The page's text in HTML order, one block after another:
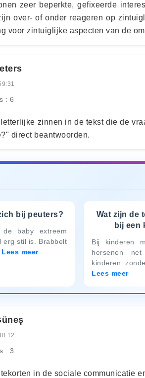
zeer beperkte, gefixeerde
over- of onder reageren op
voor zintuiglijke aspecten van de
: 6
zinnen in de tekst die de
direct beantwoorden.
bij peuters?
de baby extreem
erg stil is. Brabbelt
Lees meer
Wat zijn de
bij een
Bij kinderen
hersenen
kinderen
Lees meer
: 3
in de sociale communicatie